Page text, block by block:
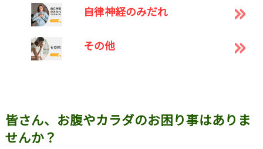
自律神経のみだれ
その他
皆さん、お腹やカラダのお困り事はありま
せんか？